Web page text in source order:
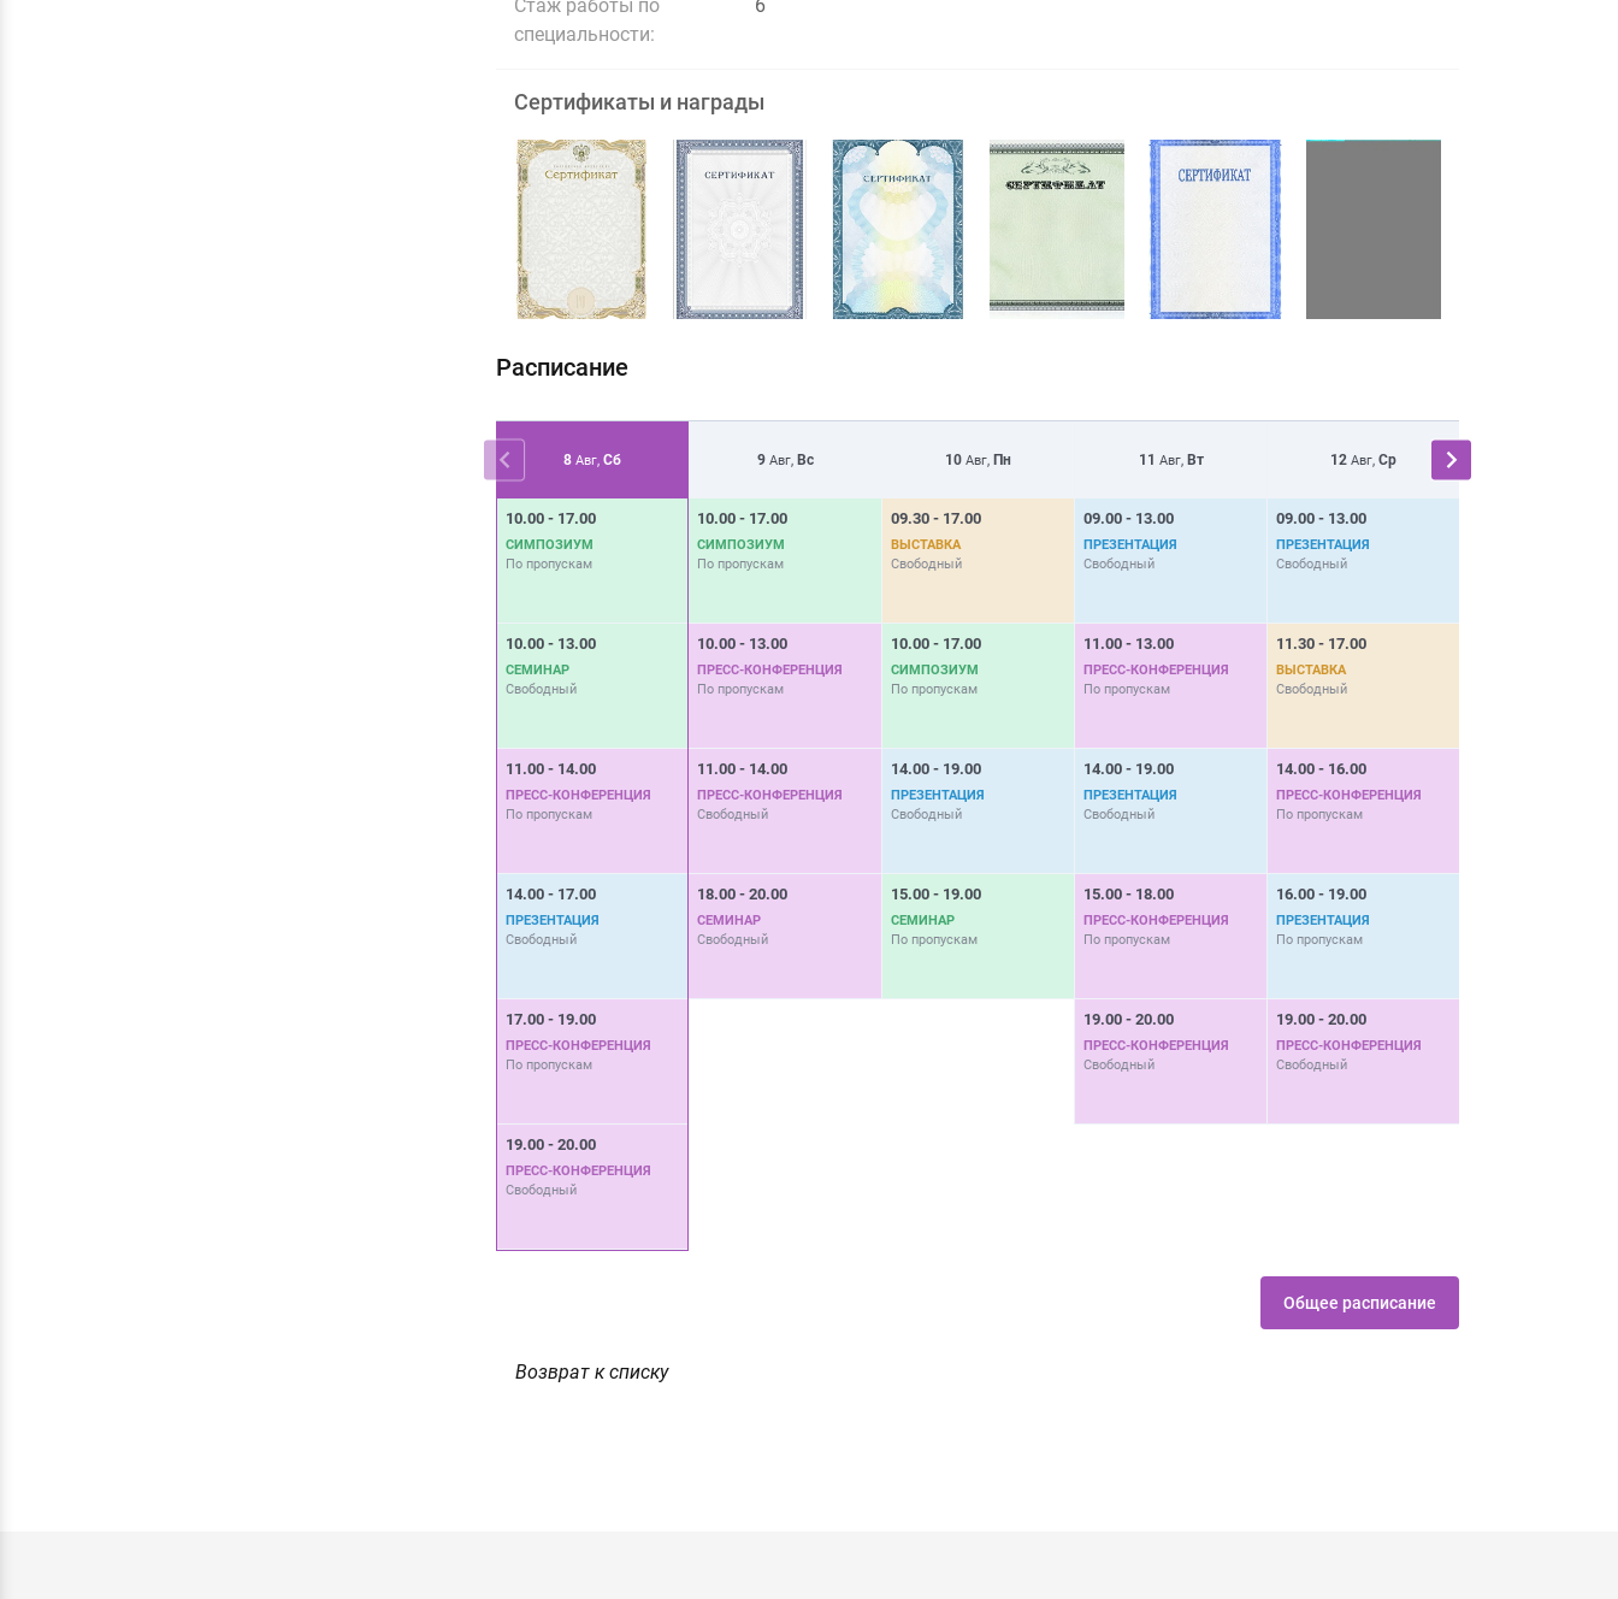
Стаж работы по
специальности:
6
Сертификаты и награды
Расписание
8 Авг, Сб 9 Авг, Вс 10 Авг, Пн 11 Авг, Вт 12 Авг, Ср
10.00 - 17.00
СИМПОЗИУМ
По пропускам
10.00 - 13.00
СЕМИНАР
Свободный
11.00 - 14.00
ПРЕСС-КОНФЕРЕНЦИЯ
По пропускам
14.00 - 17.00
ПРЕЗЕНТАЦИЯ
Свободный
17.00 - 19.00
ПРЕСС-КОНФЕРЕНЦИЯ
По пропускам
19.00 - 20.00
ПРЕСС-КОНФЕРЕНЦИЯ
Свободный
10.00 - 17.00
СИМПОЗИУМ
По пропускам
10.00 - 13.00
ПРЕСС-КОНФЕРЕНЦИЯ
По пропускам
11.00 - 14.00
ПРЕСС-КОНФЕРЕНЦИЯ
Свободный
18.00 - 20.00
СЕМИНАР
Свободный
09.30 - 17.00
ВЫСТАВКА
Свободный
10.00 - 17.00
СИМПОЗИУМ
По пропускам
14.00 - 19.00
ПРЕЗЕНТАЦИЯ
Свободный
15.00 - 19.00
СЕМИНАР
По пропускам
09.00 - 13.00
ПРЕЗЕНТАЦИЯ
Свободный
11.00 - 13.00
ПРЕСС-КОНФЕРЕНЦИЯ
По пропускам
14.00 - 19.00
ПРЕЗЕНТАЦИЯ
Свободный
15.00 - 18.00
ПРЕСС-КОНФЕРЕНЦИЯ
По пропускам
19.00 - 20.00
ПРЕСС-КОНФЕРЕНЦИЯ
Свободный
09.00 - 13.00
ПРЕЗЕНТАЦИЯ
Свободный
11.30 - 17.00
ВЫСТАВКА
Свободный
14.00 - 16.00
ПРЕСС-КОНФЕРЕНЦИЯ
По пропускам
16.00 - 19.00
ПРЕЗЕНТАЦИЯ
По пропускам
19.00 - 20.00
ПРЕСС-КОНФЕРЕНЦИЯ
Свободный
Общее расписание
Возврат к списку